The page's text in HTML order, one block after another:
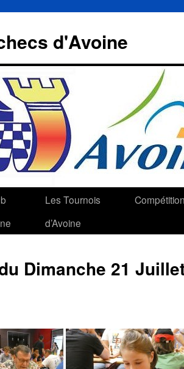
d'Avoine
Les Tournois
d’Avoine
Dimanche 21